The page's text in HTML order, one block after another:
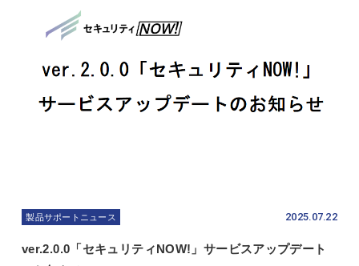
製品サポートニュース 2025.07.22
ver.2.0.0「セキュリティNOW!」サービスアップデート